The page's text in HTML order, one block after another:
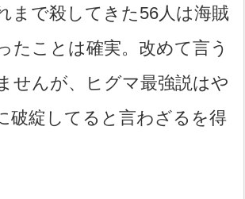
まで殺してきた56人は海賊
たことは確実。改めて言う
せんが、ヒグマ最強説はや
破綻してると言わざるを得